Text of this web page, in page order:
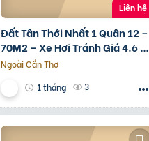
Đất Tân Thới Nhất 1 Quân 12 –
70M2 – Xe Hơi Tránh Giá 4.6 Tỷ
– Shr
Ngoài Cần Thơ
1 tháng
3
Liên hệ